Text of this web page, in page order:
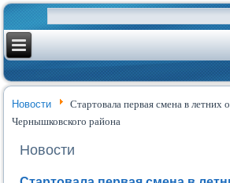
Новости
Стартовала первая смена в летних
Чернышковского района
Новости